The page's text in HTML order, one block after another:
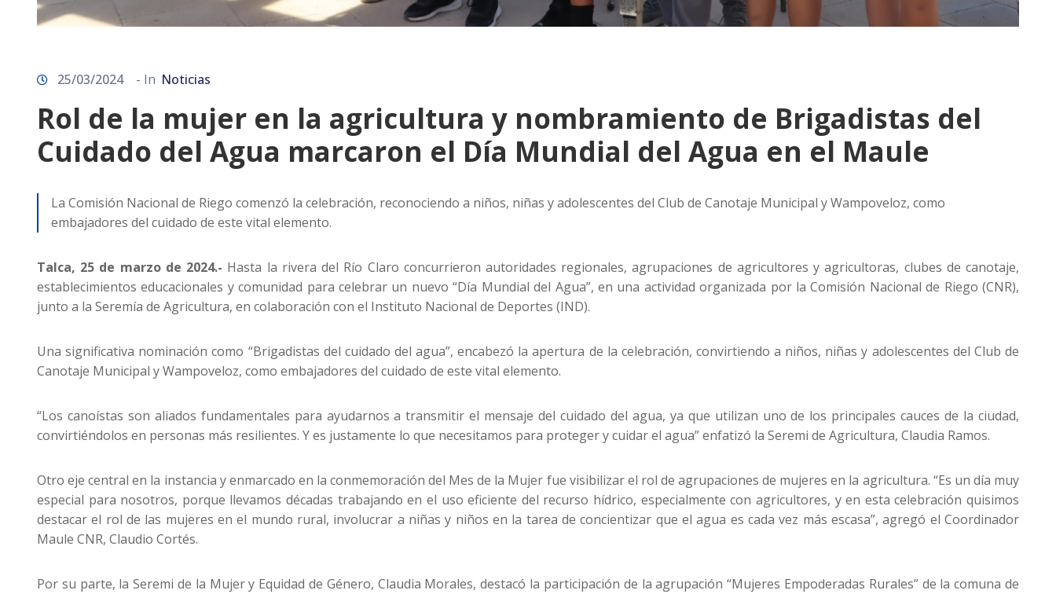
25/03/2024 - In Noticias
Rol de la mujer en la agricultura y nombramiento de Brigadistas del
Cuidado del Agua marcaron el Día Mundial del Agua en el Maule
La Comisión Nacional de Riego comenzó la celebración, reconociendo a niños, niñas y adolescentes del Club de Canotaje Municipal y Wampoveloz, como
embajadores del cuidado de este vital elemento.
Talca, 25 de marzo de 2024.- Hasta la rivera del Río Claro concurrieron autoridades regionales, agrupaciones de agricultores y agricultoras, clubes de canotaje,
establecimientos educacionales y comunidad para celebrar un nuevo “Día Mundial del Agua”, en una actividad organizada por la Comisión Nacional de Riego (CNR),
junto a la Seremía de Agricultura, en colaboración con el Instituto Nacional de Deportes (IND).
Una significativa nominación como “Brigadistas del cuidado del agua”, encabezó la apertura de la celebración, convirtiendo a niños, niñas y adolescentes del Club de
Canotaje Municipal y Wampoveloz, como embajadores del cuidado de este vital elemento.
“Los canoístas son aliados fundamentales para ayudarnos a transmitir el mensaje del cuidado del agua, ya que utilizan uno de los principales cauces de la ciudad,
convirtiéndolos en personas más resilientes. Y es justamente lo que necesitamos para proteger y cuidar el agua” enfatizó la Seremi de Agricultura, Claudia Ramos.
Otro eje central en la instancia y enmarcado en la conmemoración del Mes de la Mujer fue visibilizar el rol de agrupaciones de mujeres en la agricultura. “Es un día muy
especial para nosotros, porque llevamos décadas trabajando en el uso eficiente del recurso hídrico, especialmente con agricultores, y en esta celebración quisimos
destacar el rol de las mujeres en el mundo rural, involucrar a niñas y niños en la tarea de concientizar que el agua es cada vez más escasa”, agregó el Coordinador
Maule CNR, Claudio Cortés.
Por su parte, la Seremi de la Mujer y Equidad de Género, Claudia Morales, destacó la participación de la agrupación “Mujeres Empoderadas Rurales” de la comuna de